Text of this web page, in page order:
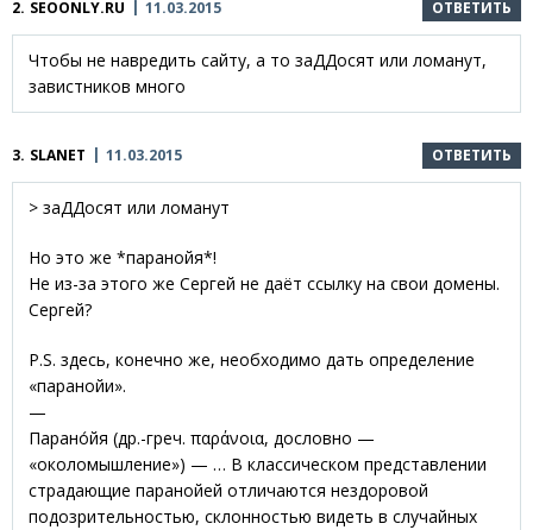
2. SEOONLY.RU 11.03.2015 ОТВЕТИТЬ
Чтобы не навредить сайту, а то заДДосят или ломанут,
завистников много
3. SLANET 11.03.2015 ОТВЕТИТЬ
> заДДосят или ломанут
Но это же *паранойя*!
Не из-за этого же Сергей не даёт ссылку на свои домены.
Сергей?
P.S. здесь, конечно же, необходимо дать определение
«паранойи».
—
Парано́йя (др.-греч. παράνοια, дословно —
«околомышление») — … В классическом представлении
страдающие паранойей отличаются нездоровой
подозрительностью, склонностью видеть в случайных